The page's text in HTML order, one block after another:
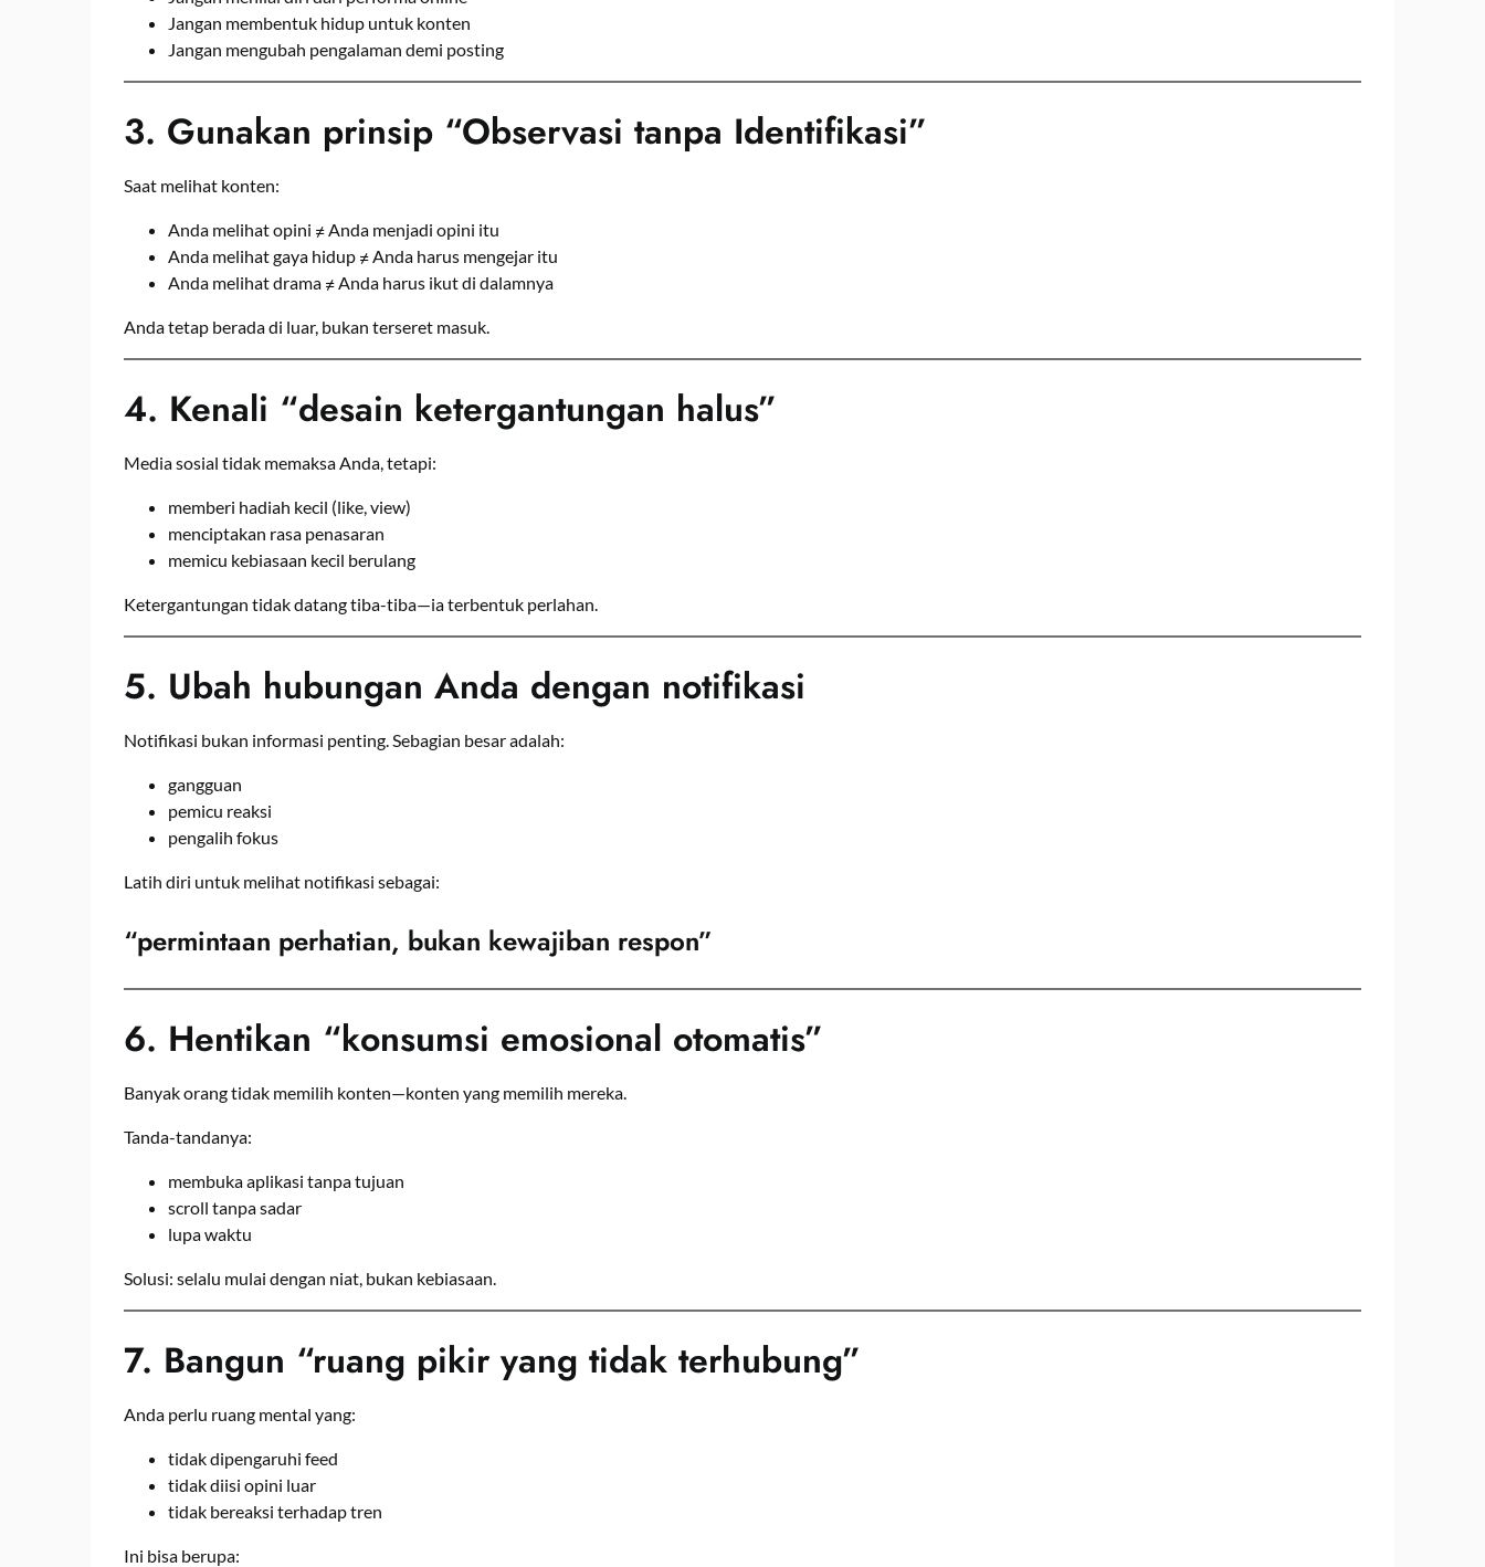
Jangan membentuk hidup untuk konten
Jangan mengubah pengalaman demi posting
3. Gunakan prinsip “Observasi tanpa Identifikasi”
Saat melihat konten:
Anda melihat opini ≠ Anda menjadi opini itu
Anda melihat gaya hidup ≠ Anda harus mengejar itu
Anda melihat drama ≠ Anda harus ikut di dalamnya
Anda tetap berada di luar, bukan terseret masuk.
4. Kenali “desain ketergantungan halus”
Media sosial tidak memaksa Anda, tetapi:
memberi hadiah kecil (like, view)
menciptakan rasa penasaran
memicu kebiasaan kecil berulang
Ketergantungan tidak datang tiba-tiba—ia terbentuk perlahan.
5. Ubah hubungan Anda dengan notifikasi
Notifikasi bukan informasi penting. Sebagian besar adalah:
gangguan
pemicu reaksi
pengalih fokus
Latih diri untuk melihat notifikasi sebagai:
“permintaan perhatian, bukan kewajiban respon”
6. Hentikan “konsumsi emosional otomatis”
Banyak orang tidak memilih konten—konten yang memilih mereka.
Tanda-tandanya:
membuka aplikasi tanpa tujuan
scroll tanpa sadar
lupa waktu
Solusi: selalu mulai dengan niat, bukan kebiasaan.
7. Bangun “ruang pikir yang tidak terhubung”
Anda perlu ruang mental yang:
tidak dipengaruhi feed
tidak diisi opini luar
tidak bereaksi terhadap tren
Ini bisa berupa: